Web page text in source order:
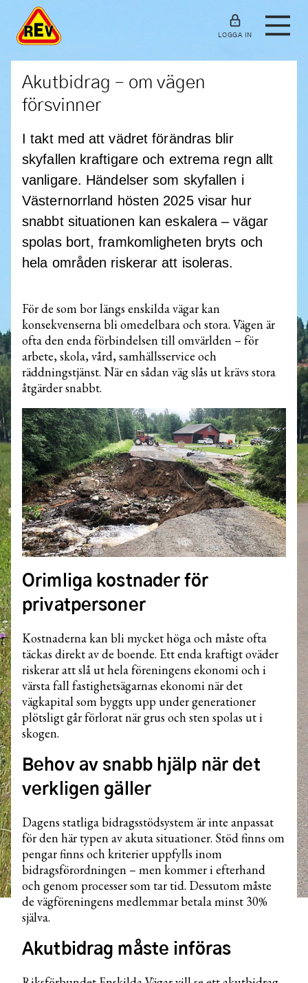
LOGGA IN
Akutbidrag – om vägen
försvinner
I takt med att vädret förändras blir
skyfallen kraftigare och extrema regn allt
vanligare. Händelser som skyfallen i
Västernorrland hösten 2025 visar hur
snabbt situationen kan eskalera – vägar
spolas bort, framkomligheten bryts och
hela områden riskerar att isoleras.
För de som bor längs enskilda vägar kan
konsekvenserna bli omedelbara och stora. Vägen är
ofta den enda förbindelsen till omvärlden – för
arbete, skola, vård, samhällsservice och
räddningstjänst. När en sådan väg slås ut krävs stora
åtgärder snabbt.
Orimliga kostnader för
privatpersoner
Kostnaderna kan bli mycket höga och måste ofta
täckas direkt av de boende. Ett enda kraftigt oväder
riskerar att slå ut hela föreningens ekonomi och i
värsta fall fastighetsägarnas ekonomi när det
vägkapital som byggts upp under generationer
plötsligt går förlorat när grus och sten spolas ut i
skogen.
Behov av snabb hjälp när det
verkligen gäller
Dagens statliga bidragsstödsystem är inte anpassat
för den här typen av akuta situationer. Stöd finns om
pengar finns och kriterier uppfylls inom
bidragsförordningen – men kommer i efterhand
och genom processer som tar tid. Dessutom måste
de vägföreningens medlemmar betala minst 30%
själva.
Akutbidrag måste införas